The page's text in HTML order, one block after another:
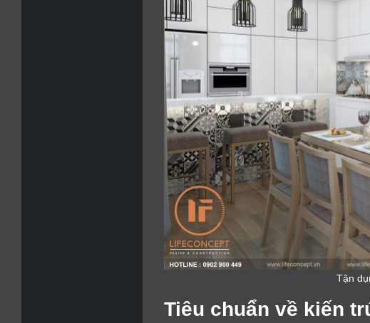
Tận
Tiêu chuẩn về kiến